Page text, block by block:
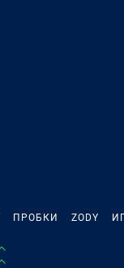
ПРОБКИ ZODY